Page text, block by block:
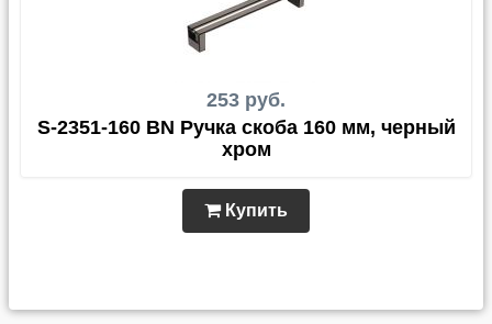
253 руб.
S-2351-160 BN Ручка скоба 160 мм, черный
хром
Купить